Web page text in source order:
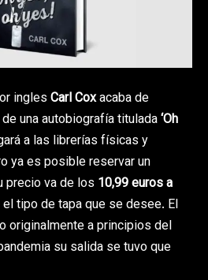
ingles Carl Coxacaba de
una autobiografía titulada‘Oh
a las librerías físicas y
ya es posible reservar un
precio va de los 10,99 euros a
tipo de tapa que se desee. El
originalmente a principios del
su salida se tuvo que